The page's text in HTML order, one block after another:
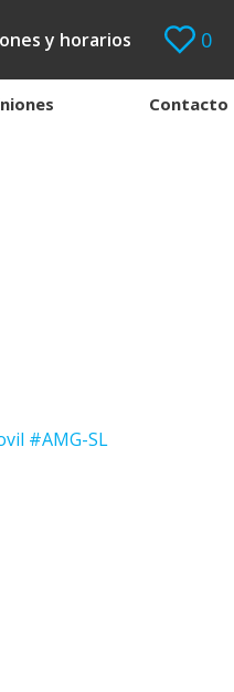
y horarios 0
Contacto
#AMG-SL